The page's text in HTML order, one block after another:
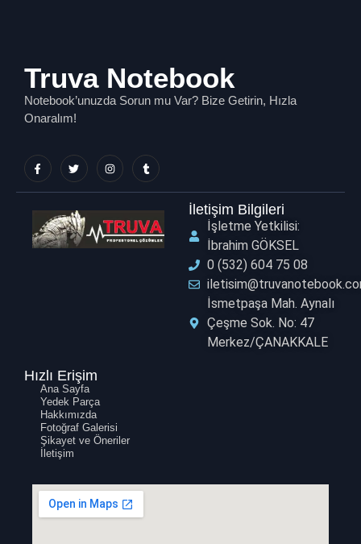
Truva Notebook
Notebook’unuzda Sorun mu Var? Bize Getirin, Hızla
Onaralım!
İletişim Bilgileri
İşletme Yetkilisi:
İbrahim GÖKSEL
0 (532) 604 75 08
İsmetpaşa Mah. Aynalı
Çeşme Sok. No: 47
Merkez/ÇANAKKALE ​
Hızlı Erişim
Ana Sayfa
Yedek Parça
Hakkımızda
Fotoğraf Galerisi
Şikayet ve Öneriler
İletişim